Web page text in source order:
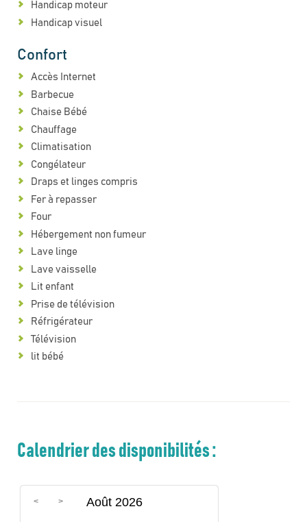
Handicap moteur
Handicap visuel
Confort
Accès Internet
Barbecue
Chaise Bébé
Chauffage
Climatisation
Congélateur
Draps et linges compris
Fer à repasser
Four
Hébergement non fumeur
Lave linge
Lave vaisselle
Lit enfant
Prise de télévision
Réfrigérateur
Télévision
lit bébé
Calendrier des disponibilités :
Août 2026